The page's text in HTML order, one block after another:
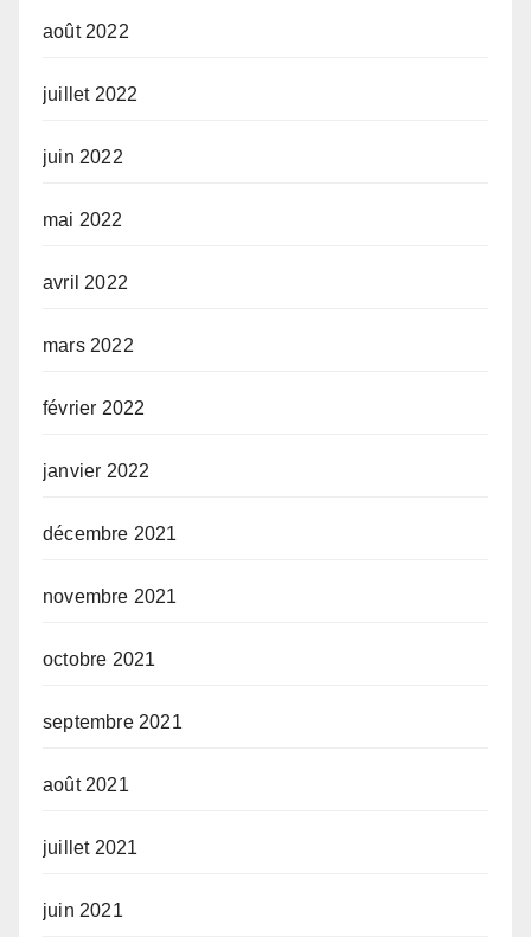
août 2022
juillet 2022
juin 2022
mai 2022
avril 2022
mars 2022
février 2022
janvier 2022
décembre 2021
novembre 2021
octobre 2021
septembre 2021
août 2021
juillet 2021
juin 2021